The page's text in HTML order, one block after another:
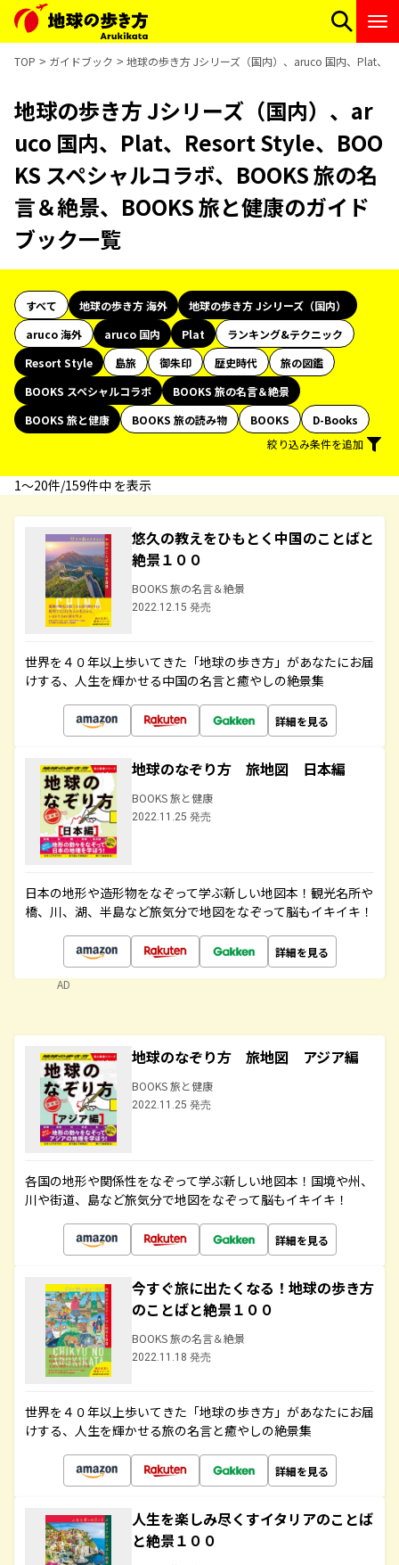
TOP ガイドブック 地球の歩き方 Jシリーズ（国内）、aruco 国内、Plat、
地球の歩き方 Jシリーズ（国内）、ar
uco 国内、Plat、Resort Style、BOO
KS スペシャルコラボ、BOOKS 旅の名
言＆絶景、BOOKS 旅と健康のガイド
ブック一覧
すべて 地球の歩き方 海外
地球の歩き方 Jシリーズ（国内）
aruco 海外
aruco 国内 Plat
ランキング&テクニック
Resort Style
島旅 御朱印 歴史時代
旅の図鑑
BOOKS スペシャルコラボ
BOOKS 旅の名言＆絶景
BOOKS 旅と健康
BOOKS 旅の読み物 BOOKS
D-Books
絞り込み条件を追加
1〜20件/159件中 を表示
悠久の教えをひもとく中国のことばと
絶景１００
BOOKS 旅の名言＆絶景
2022.12.15 発売
世界を４０年以上歩いてきた「地球の歩き方」があなたにお届
けする、人生を輝かせる中国の名言と癒やしの絶景集
詳細を見る
地球のなぞり方 旅地図 日本編
BOOKS 旅と健康
2022.11.25 発売
日本の地形や造形物をなぞって学ぶ新しい地図本！観光名所や
橋、川、湖、半島など旅気分で地図をなぞって脳もイキイキ！
詳細を見る
AD
地球のなぞり方 旅地図 アジア編
BOOKS 旅と健康
2022.11.25 発売
各国の地形や関係性をなぞって学ぶ新しい地図本！国境や州、
川や街道、島など旅気分で地図をなぞって脳もイキイキ！
詳細を見る
今すぐ旅に出たくなる！地球の歩き方
のことばと絶景１００
BOOKS 旅の名言＆絶景
2022.11.18 発売
世界を４０年以上歩いてきた「地球の歩き方」があなたにお届
けする、人生を輝かせる旅の名言と癒やしの絶景集
詳細を見る
人生を楽しみ尽くすイタリアのことば
と絶景１００